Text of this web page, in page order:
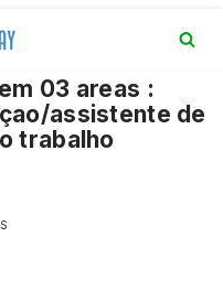
03 areas :
assistente de
trabalho